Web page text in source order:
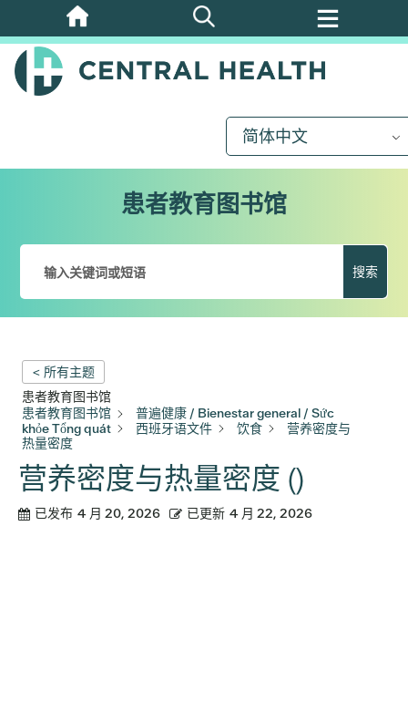
跳
至
主
简体中文
患者教育图书馆
搜索
< 所有主题
患者教育图书馆
患者教育图书馆
普遍健康 / Bienestar general / Sức
khỏe Tổng quát
西班牙语文件 饮食
营养密度与
热量密度
营养密度与热量密度 ()
已发布 4 月 20, 2026 已更新 4 月 22, 2026